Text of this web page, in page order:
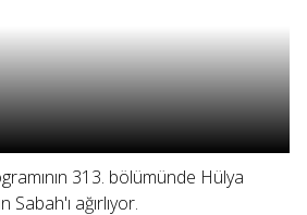
313. bölümünde Hülya
Sabah'ı ağırlıyor.